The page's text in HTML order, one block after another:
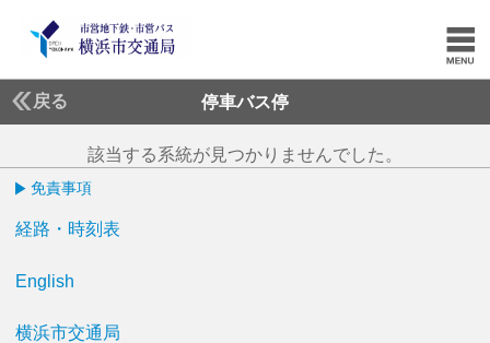
戻る 停車バス停
該当する系統が見つかりませんでした。
免責事項
経路・時刻表
English
横浜市交通局